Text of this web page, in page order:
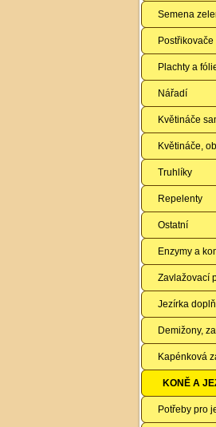
Semena
Postřikovače
Plachty a
Nářadí
Květináče
Květináče,
Truhlíky
Repelenty
Ostatní
Enzymy a
Zavlažovací
Jezírka
Demižony,
Kapénková
KONĚ A
Potřeby pro